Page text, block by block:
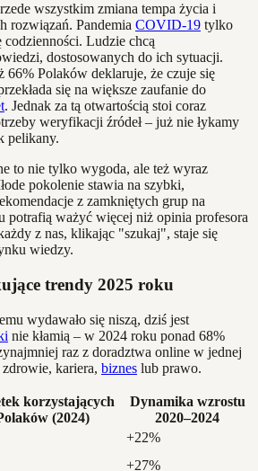
wszystkim zmiana tempa życia i
rozwiązań. Pandemia COVID-19 tylko
codzienności. Ludzie chcą
dostosowanych do ich sytuacji.
66% Polaków deklaruje, że czuje się
się na większe zaufanie do
. Jednak za tą otwartością stoi coraz
weryfikacji źródeł – już nie łykamy
pelikany.
to nie tylko wygoda, ale też wyraz
pokolenie stawia na szybki,
z zamkniętych grup na
potrafią ważyć więcej niż opinia profesora
z nas, klikając "szukaj", staje się
wiedzy.
trendy 2025 roku
wydawało się niszą, dziś jest
nie kłamią – w 2024 roku ponad 68%
raz z doradztwa online w jednej
kariera, biznes lub prawo.
korzystających
(2024)
Dynamika wzrostu
2020–2024
+22%
+27%